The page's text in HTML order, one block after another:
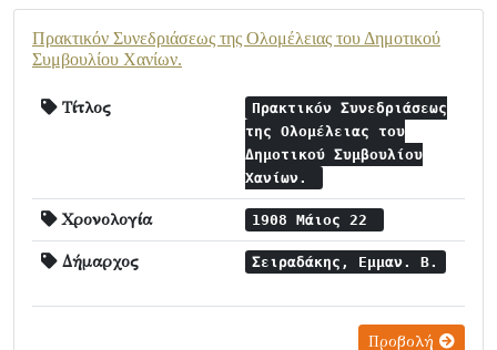
Πρακτικόν Συνεδριάσεως της Ολομέλειας του Δημοτικού
Συμβουλίου Χανίων.
Τίτλος
Πρακτικόν Συνεδριάσεως
της Ολομέλειας του
Δημοτικού Συμβουλίου
Χανίων.
Χρονολογία 1908 Μάιος 22
Δήμαρχος Σειραδάκης, Εμμαν. Β.
Προβολή